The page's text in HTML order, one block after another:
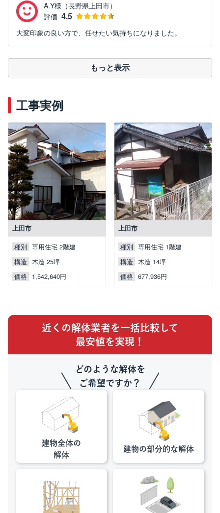
A.Y様（長野県上田市）
評価 4.5
大変印象の良い方で、任せたい気持ちになりました。
もっと表示
工事実例
上田市
種別 専用住宅 2階建
構造 木造 25坪
価格 1,542,640円
上田市
種別 専用住宅 1階建
構造 木造 14坪
価格 677,936円
近くの解体業者を一括比較して
最安値を実現！
どのような解体を
ご希望ですか？
建物全体の
解体
建物の部分的な解体